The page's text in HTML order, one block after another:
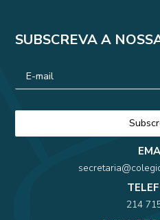
SUBSCREVA A
214